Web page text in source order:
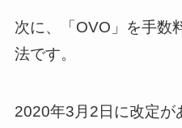
次に、「OVO」を手数
法です。
2020年3月2日に改定が